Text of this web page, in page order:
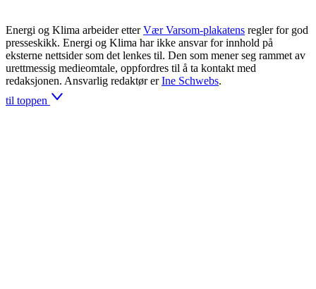
Energi og Klima arbeider etter Vær Varsom-plakatens regler for god
presseskikk. Energi og Klima har ikke ansvar for innhold på
eksterne nettsider som det lenkes til. Den som mener seg rammet av
urettmessig medieomtale, oppfordres til å ta kontakt med
redaksjonen. Ansvarlig redaktør er Ine Schwebs.
til toppen